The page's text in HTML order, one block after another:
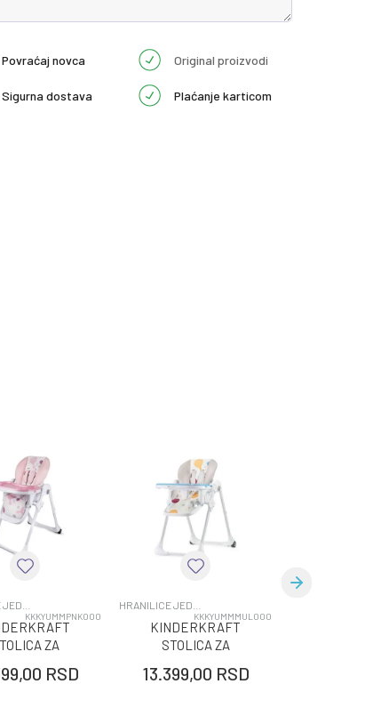
Povraćaj novca Original proizvodi
Sigurna dostava Plaćanje karticom
KKKYUMMPNK000
ZA
PINKRSD
KKKYUMMMUL000
KINDERKRAFT
STOLICA ZA
YUMMY MULTI
13.399,00 RSD